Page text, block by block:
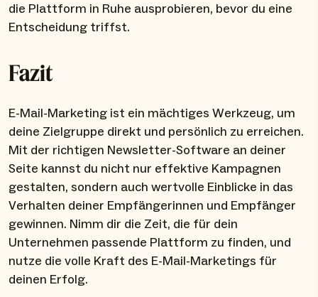
die Plattform in Ruhe ausprobieren, bevor du eine
Entscheidung triffst.
Fazit
E-Mail-Marketing ist ein mächtiges Werkzeug, um
deine Zielgruppe direkt und persönlich zu erreichen.
Mit der richtigen Newsletter-Software an deiner
Seite kannst du nicht nur effektive Kampagnen
gestalten, sondern auch wertvolle Einblicke in das
Verhalten deiner Empfängerinnen und Empfänger
gewinnen. Nimm dir die Zeit, die für dein
Unternehmen passende Plattform zu finden, und
nutze die volle Kraft des E-Mail-Marketings für
deinen Erfolg.